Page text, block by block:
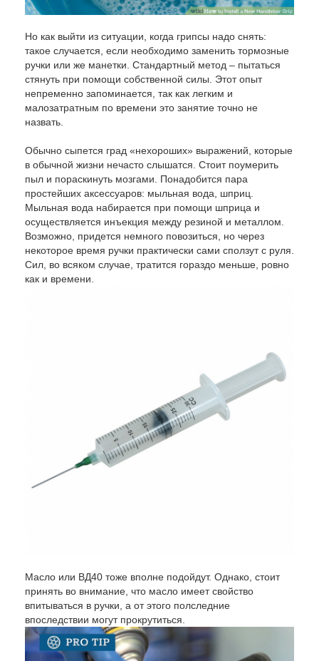
Но как выйти из ситуации, когда грипсы надо снять:
такое случается, если необходимо заменить тормозные
ручки или же манетки. Стандартный метод – пытаться
стянуть при помощи собственной силы. Этот опыт
непременно запоминается, так как легким и
малозатратным по времени это занятие точно не
назвать.
Обычно сыпется град «нехороших» выражений, которые
в обычной жизни нечасто слышатся. Стоит поумерить
пыл и пораскинуть мозгами. Понадобится пара
простейших аксессуаров: мыльная вода, шприц.
Мыльная вода набирается при помощи шприца и
осуществляется инъекция между резиной и металлом.
Возможно, придется немного повозиться, но через
некоторое время ручки практически сами сползут с руля.
Сил, во всяком случае, тратится гораздо меньше, ровно
как и времени.
Масло или ВД40 тоже вполне подойдут. Однако, стоит
принять во внимание, что масло имеет свойство
впитываться в ручки, а от этого полследние
впоследствии могут прокрутиться.